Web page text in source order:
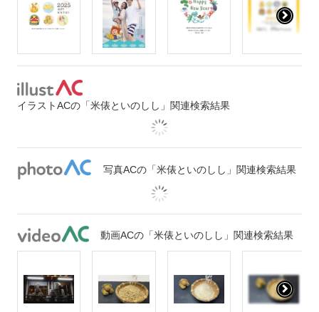
イラストACの「米俵といのしし」関連検索結果
写真ACの「米俵といのしし」関連検索結果
動画ACの「米俵といのしし」関連検索結果